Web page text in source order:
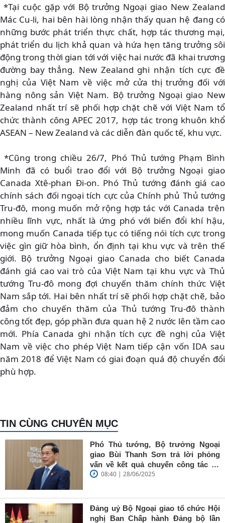
*Tại cuộc gặp với Bộ trưởng Ngoại giao New Zealand
Mác Cu-li, hai bên hài lòng nhận thấy quan hệ đang có
những bước phát triển thực chất, hợp tác thương mại,
phát triển du lịch khả quan và hứa hẹn tăng trưởng sôi
động trong thời gian tới với việc hai nước đã khai trương
đường bay thẳng. New Zealand ghi nhận tích cực đề
nghị của Việt Nam về việc mở cửa thị trưởng đối với
hàng nông sản Việt Nam. Bộ trưởng Ngoại giao New
Zealand nhất trí sẽ phối hợp chặt chẽ với Việt Nam tổ
chức thành công APEC 2017, hợp tác trong khuôn khổ
ASEAN – New Zealand và các diễn đàn quốc tế, khu vực.
*Cũng trong chiều 26/7, Phó Thủ tướng Phạm Bình
Minh đã có buổi trao đổi với Bộ trưởng Ngoại giao
Canada Xtê-phan Đi-on. Phó Thủ tướng đánh giá cao
chính sách đối ngoại tích cực của Chính phủ Thủ tướng
Tru-đô, mong muốn mở rộng hợp tác với Canada trên
nhiều lĩnh vực, nhất là ứng phó với biến đổi khí hậu,
mong muốn Canada tiếp tục có tiếng nói tích cực trong
việc gìn giữ hòa bình, ổn định tại khu vực và trên thế
giới. Bộ trưởng Ngoại giao Canada cho biết Canada
đánh giá cao vai trò của Việt Nam tại khu vực và Thủ
tướng Tru-đô mong đợi chuyến thăm chính thức Việt
Nam sắp tới. Hai bên nhất trí sẽ phối hợp chặt chẽ, bảo
đảm cho chuyến thăm của Thủ tướng Tru-đô thành
công tốt đẹp, góp phần đưa quan hệ 2 nước lên tầm cao
mới. Phía Canada ghi nhận tích cực đề nghị của Việt
Nam về việc cho phép Việt Nam tiếp cận vốn IDA sau
năm 2018 để Việt Nam có giai đoạn quá độ chuyển đổi
phù hợp.
TIN CÙNG CHUYÊN MỤC
Phó Thủ tướng, Bộ trưởng Ngoại
giao Bùi Thanh Sơn trả lời phỏng
vấn về kết quả chuyến công tác tại
Trung Quốc của Thủ tướng Chính
08:40 | 28/06/2025
Đảng uỷ Bộ Ngoại giao tổ chức Hội
nghị Ban Chấp hành Đảng bộ lần